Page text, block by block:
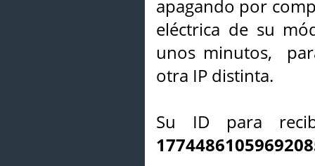
apagando por
eléctrica de su
unos minutos,
otra IP distinta.
Su ID para